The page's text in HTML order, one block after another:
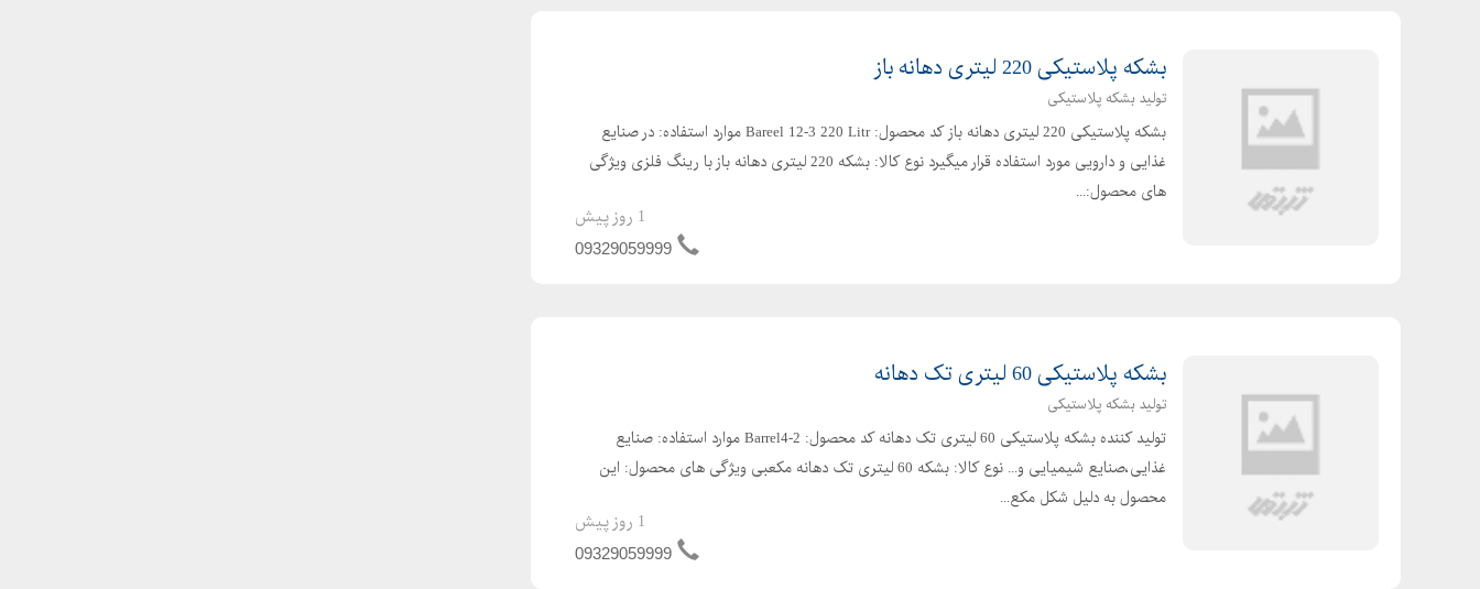
بشکه پلاستیکی 220 لیتری دهانه باز
تولید بشکه پلاستیکی
بشکه پلاستیکی 220 لیتری دهانه باز کد محصول: Bareel 12-3 220 Litr موارد استفاده: در صنایع
غذایی و دارویی مورد استفاده قرار میگیرد نوع کالا: بشکه 220 لیتری دهانه باز با رینگ فلزی ویژگی
های محصول:...
1 روز پیش
09329059999
بشکه پلاستیکی 60 لیتری تک دهانه
تولید بشکه پلاستیکی
تولید کننده بشکه پلاستیکی 60 لیتری تک دهانه کد محصول: Barrel4-2 موارد استفاده: صنایع
غذایی،صنایع شیمیایی و... نوع کالا: بشکه 60 لیتری تک دهانه مکعبی ویژگی های محصول: این
محصول به دلیل شکل مکع...
1 روز پیش
09329059999